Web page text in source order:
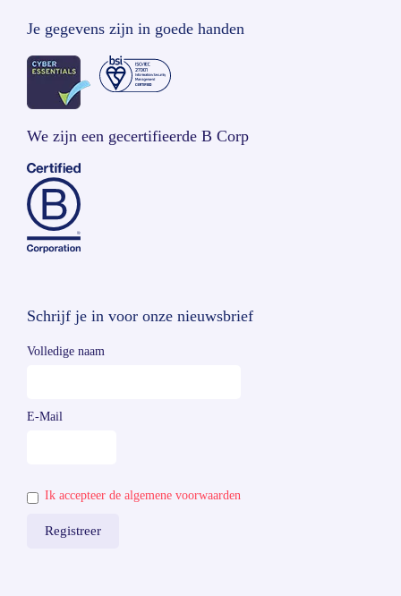
Je gegevens zijn in goede handen
We zijn een gecertifieerde B Corp
Schrijf je in voor onze nieuwsbrief
Volledige naam
E-Mail
Ik accepteer de algemene voorwaarden